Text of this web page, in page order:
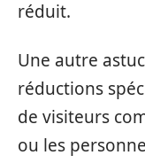
réduit.
Une autre
réductions
de visiteurs
ou les